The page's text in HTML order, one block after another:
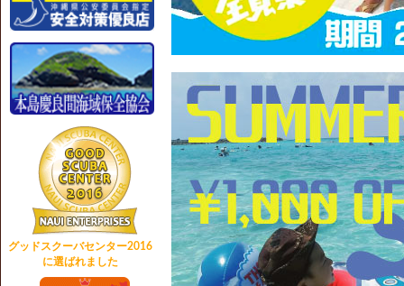
----------------------------------------
【2025/1/20】
2025年 春２大キャンペーン情報！
期間：2025年2月1日～4月25日
・団体旅割 卒旅割&学旅割 1,000円OFF
期間：2025年2月1日～3月31日
----------------------------------------
【2024/8/28】
●2024年秋キャンペーン情報！
詳細は キャンペーン情報をクリック！
ライセンス取得コース大幅割引
アドバンス取得コース大幅割引
ライセンス同時Ｗ取得大幅割引
グッドスクーバセンター2016
に選ばれました